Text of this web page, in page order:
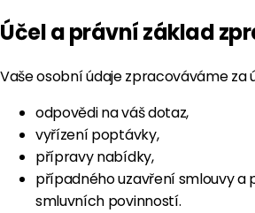
Účel a právní základ
Vaše osobní údaje zpracováváme za
odpovědi na váš dotaz,
vyřízení poptávky,
přípravy nabídky,
případného uzavření smlouvy a
smluvních povinností.